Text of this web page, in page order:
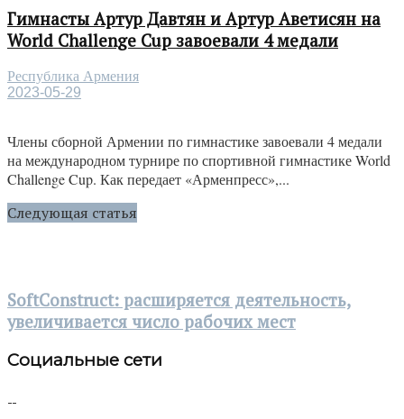
Гимнасты Артур Давтян и Артур Аветисян на
World Challenge Cup завоевали 4 медали
Республика Армения
2023-05-29
Члены сборной Армении по гимнастике завоевали 4 медали
на международном турнире по спортивной гимнастике World
Challenge Cup. Как передает «Арменпресс»,...
Следующая статья
SoftConstruct: расширяется деятельность,
увеличивается число рабочих мест
Социальные сети